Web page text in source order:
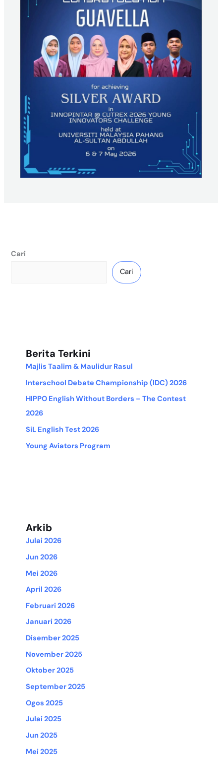
Cari
Cari
Berita Terkini
Majlis Taalim & Maulidur Rasul
Interschool Debate Championship (IDC) 2026
HIPPO English Without Borders – The Contest
2026
SiL English Test 2026
Young Aviators Program
Arkib
Julai 2026
Jun 2026
Mei 2026
April 2026
Februari 2026
Januari 2026
Disember 2025
November 2025
Oktober 2025
September 2025
Ogos 2025
Julai 2025
Jun 2025
Mei 2025